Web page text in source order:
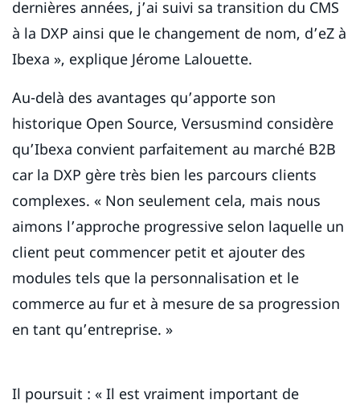
dernières années, j’ai suivi sa transition du CMS
à la DXP ainsi que le changement de nom, d’eZ à
Ibexa », explique Jérome Lalouette.
Au-delà des avantages qu’apporte son
historique Open Source, Versusmind considère
qu’Ibexa convient parfaitement au marché B2B
car la DXP gère très bien les parcours clients
complexes. « Non seulement cela, mais nous
aimons l’approche progressive selon laquelle un
client peut commencer petit et ajouter des
modules tels que la personnalisation et le
commerce au fur et à mesure de sa progression
en tant qu’entreprise. »
Il poursuit : « Il est vraiment important de